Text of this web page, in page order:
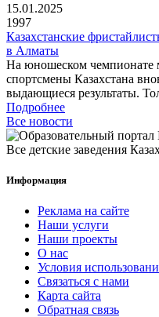
15.01.2025
1997
Казахстанские
в Алматы
На юношеском чемпионате
спортсмены Казахстана
выдающиеся результаты.
Подробнее
Все новости
Все детские заведения
Информация
Реклама на сайте
Наши услуги
Наши проекты
О нас
Условия
Связаться с нами
Карта сайта
Обратная связь